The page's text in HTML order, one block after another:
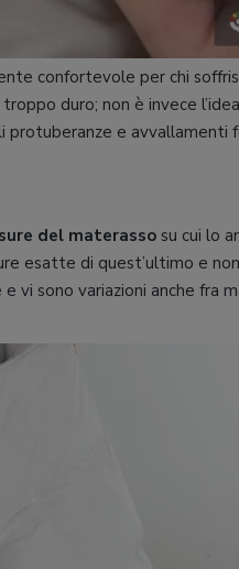
confortevole per chi
duro; non è invece
protuberanze e avvallamenti
del materasso su cui lo
esatte di quest’ultimo e
vi sono variazioni anche fra